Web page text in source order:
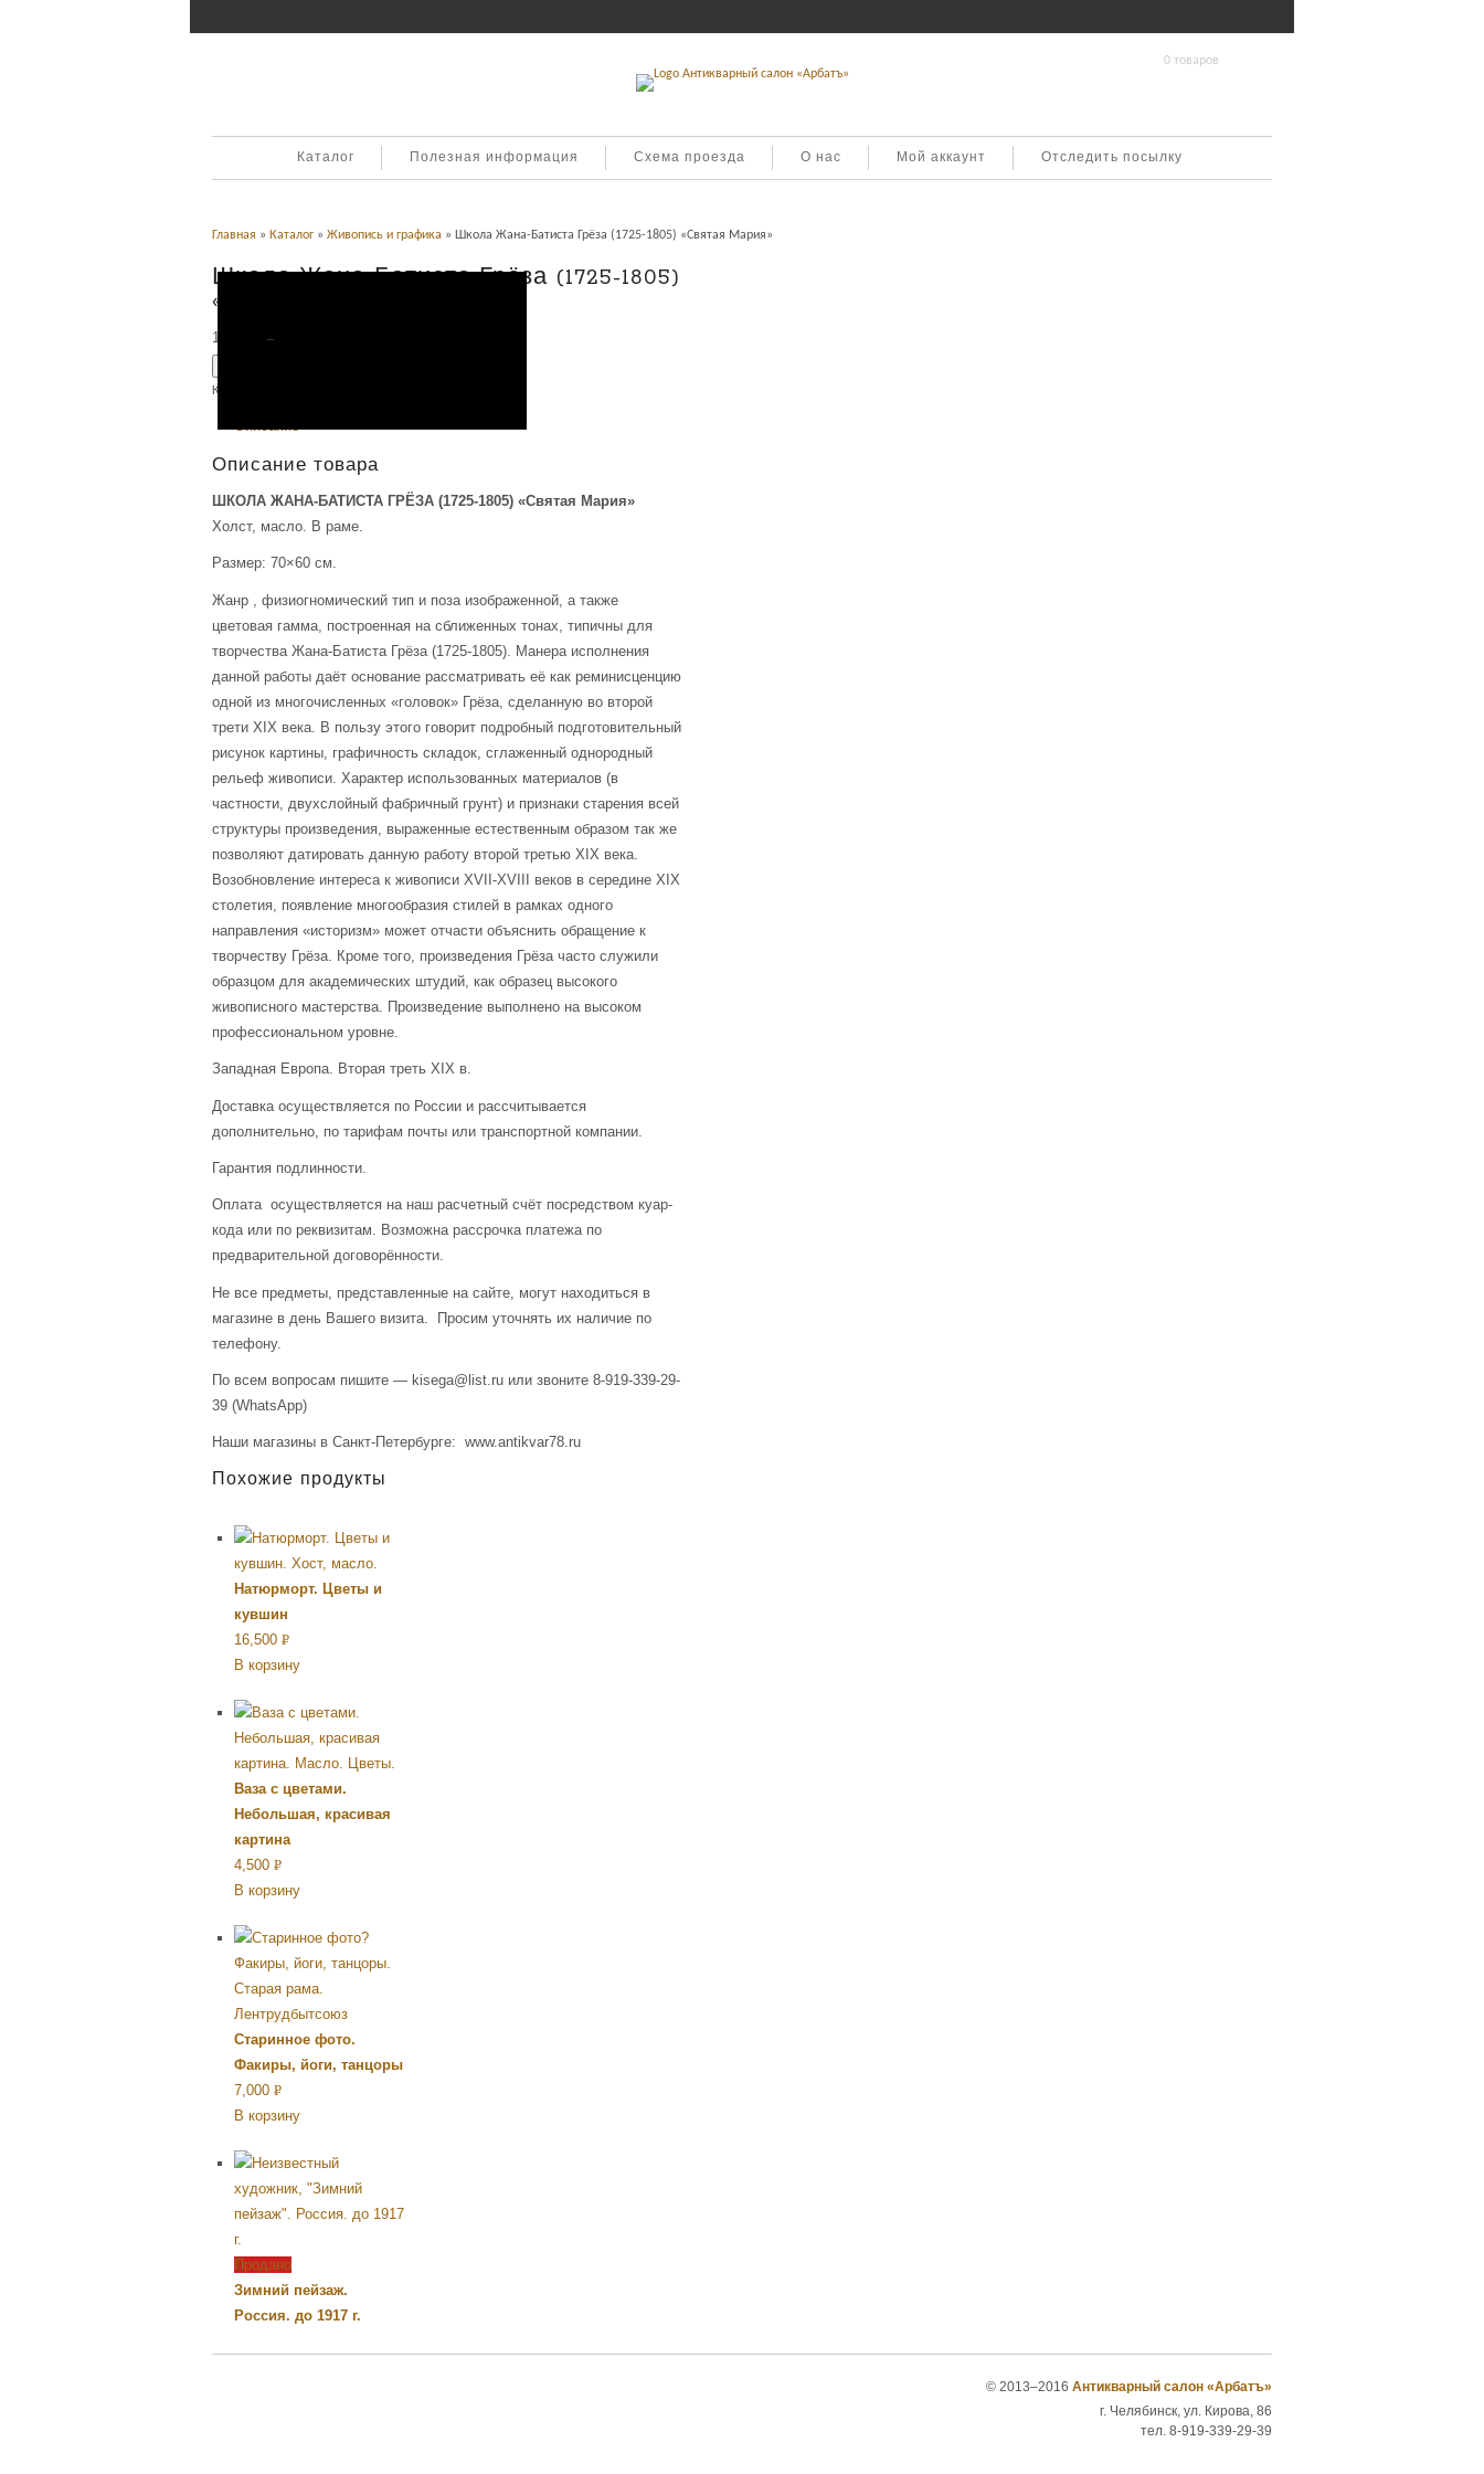
0 товаров
Каталог Полезная информация Схема проезда О нас Мой аккаунт Отследить посылку
Главная » Каталог » Живопись и графика » Школа Жана-Батиста Грёза (1725-1805) «Святая Мария»
Школа Жана-Батиста Грёза (1725-1805)
«Святая Мария»
150,000 Р
Категория:
Описание
Описание товара
ШКОЛА ЖАНА-БАТИСТА ГРЁЗА (1725-1805) «Святая Мария»
Холст, масло. В раме.
Размер: 70×60 см.
Жанр , физиогномический тип и поза изображенной, а также
цветовая гамма, построенная на сближенных тонах, типичны для
творчества Жана-Батиста Грёза (1725-1805). Манера исполнения
данной работы даёт основание рассматривать её как реминисценцию
одной из многочисленных «головок» Грёза, сделанную во второй
трети XIX века. В пользу этого говорит подробный подготовительный
рисунок картины, графичность складок, сглаженный однородный
рельеф живописи. Характер использованных материалов (в
частности, двухслойный фабричный грунт) и признаки старения всей
структуры произведения, выраженные естественным образом так же
позволяют датировать данную работу второй третью XIX века.
Возобновление интереса к живописи XVII-XVIII веков в середине XIX
столетия, появление многообразия стилей в рамках одного
направления «историзм» может отчасти объяснить обращение к
творчеству Грёза. Кроме того, произведения Грёза часто служили
образцом для академических штудий, как образец высокого
живописного мастерства. Произведение выполнено на высоком
профессиональном уровне.
Западная Европа. Вторая треть XIX в.
Доставка осуществляется по России и рассчитывается
дополнительно, по тарифам почты или транспортной компании.
Гарантия подлинности.
Оплата осуществляется на наш расчетный счёт посредством куар-
кода или по реквизитам. Возможна рассрочка платежа по
предварительной договорённости.
Не все предметы, представленные на сайте, могут находиться в
магазине в день Вашего визита. Просим уточнять их наличие по
телефону.
По всем вопросам пишите — kisega@list.ru или звоните 8-919-339-29-
39 (WhatsApp)
Наши магазины в Санкт-Петербурге: www.antikvar78.ru
Похожие продукты
Натюрморт. Цветы и
кувшин
16,500 Р
УБ.
В корзину
Ваза с цветами.
Небольшая, красивая
картина
4,500 Р
УБ.
В корзину
Старинное фото.
Факиры, йоги, танцоры
7,000 Р
УБ.
В корзину
Продано
Зимний пейзаж.
Россия. до 1917 г.
© 2013–2016 Антикварный салон «Арбатъ»
г. Челябинск, ул. Кирова, 86
тел. 8-919-339-29-39